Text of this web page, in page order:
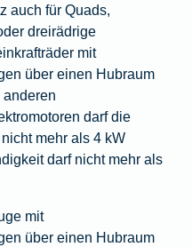
auch für Quads,
dreirädrige
mit
über einen Hubraum
darf die
mehr als 4 kW
darf nicht mehr als
mit
über einen Hubraum